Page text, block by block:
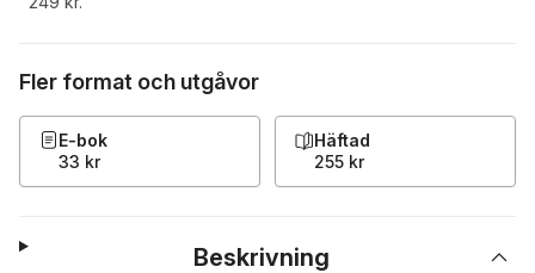
Fler format och utgåvor
E-bok
33 kr
Häftad
255 kr
Beskrivning